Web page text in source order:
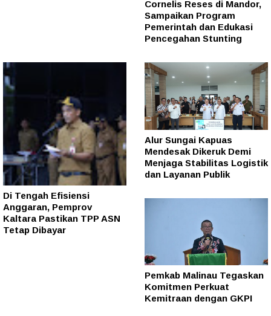
Cornelis Reses di Mandor,
Sampaikan Program
Pemerintah dan Edukasi
Pencegahan Stunting
Di Tengah Efisiensi
Anggaran, Pemprov
Kaltara Pastikan TPP ASN
Tetap Dibayar
Alur Sungai Kapuas
Mendesak Dikeruk Demi
Menjaga Stabilitas Logistik
dan Layanan Publik
Pemkab Malinau Tegaskan
Komitmen Perkuat
Kemitraan dengan GKPI